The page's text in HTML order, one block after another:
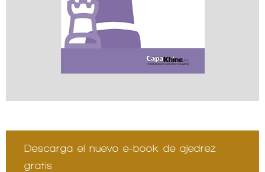
Descarga el nuevo e-book de ajedrez
gratis